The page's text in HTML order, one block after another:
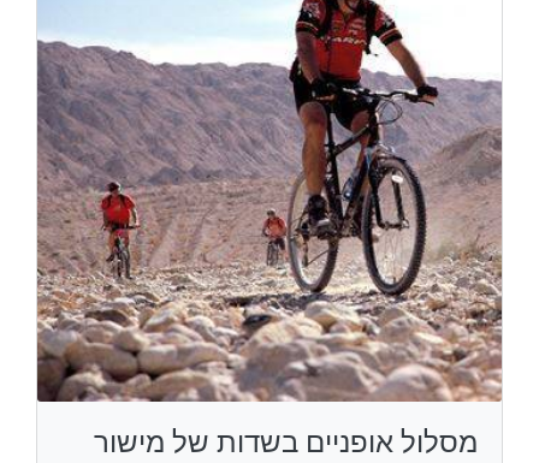
מסלול אופניים בשדות של מישור